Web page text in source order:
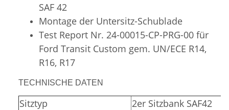
SAF 42
Montage der Untersitz-Schublade
Test Report Nr. 24-00015-CP-PRG-00 für
Ford Transit Custom gem. UN/ECE R14,
R16, R17
TECHNISCHE DATEN
Sitztyp
2er Sitzbank SAF42